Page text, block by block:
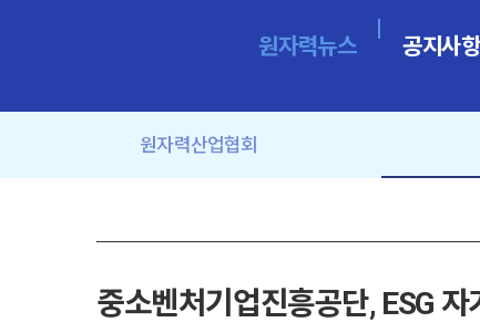
원자력뉴스 공지사
원자력산업협회
중소벤처기업진흥공단, ESG